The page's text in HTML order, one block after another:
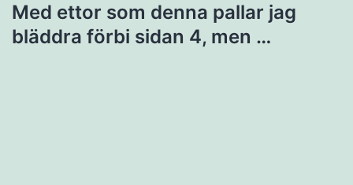
Med ettor som denna pallar jag
bläddra förbi sidan 4, men …